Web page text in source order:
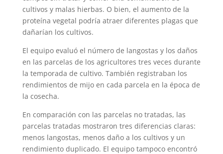
cultivos y malas hierbas. O bien, el aumento de la
proteína vegetal podría atraer diferentes plagas que
dañarían los cultivos.
El equipo evaluó el número de langostas y los daños
en las parcelas de los agricultores tres veces durante
la temporada de cultivo. También registraban los
rendimientos de mijo en cada parcela en la época de
la cosecha.
En comparación con las parcelas no tratadas, las
parcelas tratadas mostraron tres diferencias claras:
menos langostas, menos daño a los cultivos y un
rendimiento duplicado. El equipo tampoco encontró